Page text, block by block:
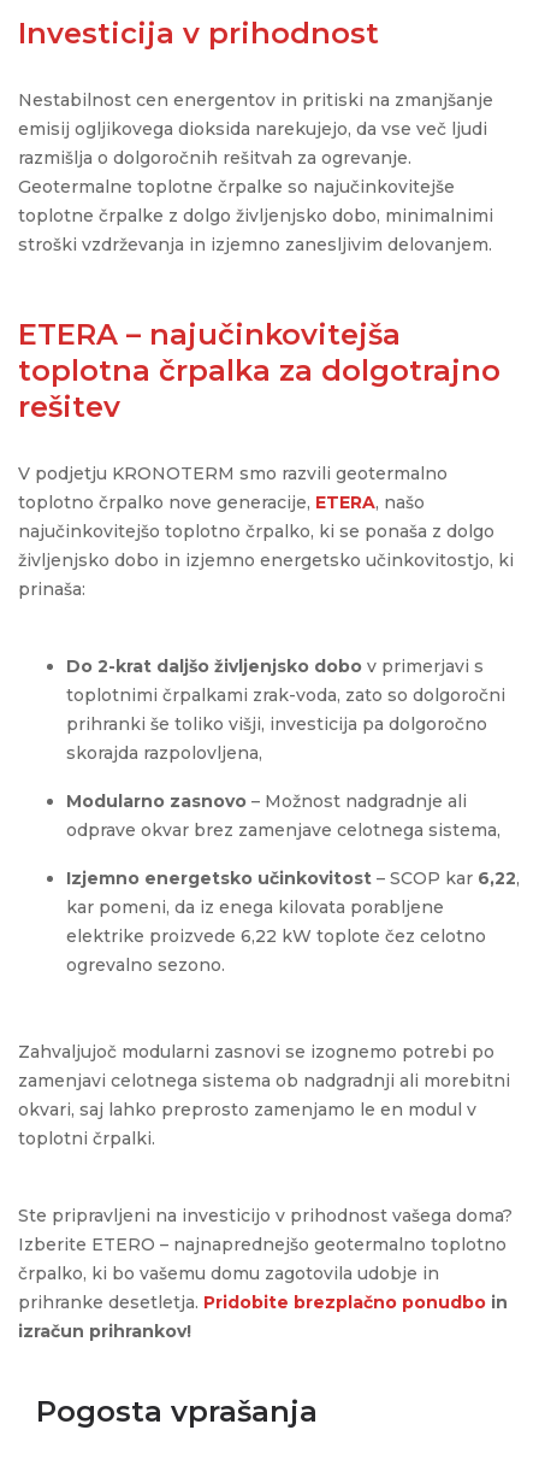
Investicija v prihodnost
Nestabilnost cen energentov in pritiski na zmanjšanje
emisij ogljikovega dioksida narekujejo, da vse več ljudi
razmišlja o dolgoročnih rešitvah za ogrevanje.
Geotermalne toplotne črpalke so najučinkovitejše
toplotne črpalke z dolgo življenjsko dobo, minimalnimi
stroški vzdrževanja in izjemno zanesljivim delovanjem.
ETERA – najučinkovitejša
toplotna črpalka za dolgotrajno
rešitev
V podjetju KRONOTERM smo razvili geotermalno
toplotno črpalko nove generacije, ETERA, našo
najučinkovitejšo toplotno črpalko, ki se ponaša z dolgo
življenjsko dobo in izjemno energetsko učinkovitostjo, ki
prinaša:
Do 2-krat daljšo življenjsko dobo v primerjavi s
toplotnimi črpalkami zrak-voda, zato so dolgoročni
prihranki še toliko višji, investicija pa dolgoročno
skorajda razpolovljena,
Modularno zasnovo – Možnost nadgradnje ali
odprave okvar brez zamenjave celotnega sistema,
Izjemno energetsko učinkovitost – SCOP kar 6,22,
kar pomeni, da iz enega kilovata porabljene
elektrike proizvede 6,22 kW toplote čez celotno
ogrevalno sezono.
Zahvaljujoč modularni zasnovi se izognemo potrebi po
zamenjavi celotnega sistema ob nadgradnji ali morebitni
okvari, saj lahko preprosto zamenjamo le en modul v
toplotni črpalki.
Ste pripravljeni na investicijo v prihodnost vašega doma?
Izberite ETERO – najnaprednejšo geotermalno toplotno
črpalko, ki bo vašemu domu zagotovila udobje in
prihranke desetletja. Pridobite brezplačno ponudbo in
izračun prihrankov!
Pogosta vprašanja